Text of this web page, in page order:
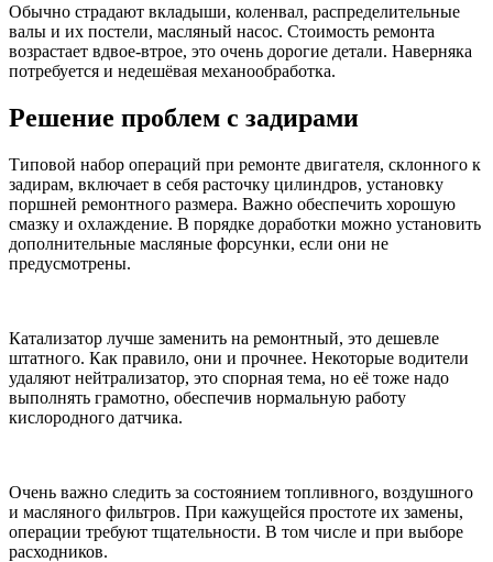
Обычно страдают вкладыши, коленвал, распределительные
валы и их постели, масляный насос. Стоимость ремонта
возрастает вдвое-втрое, это очень дорогие детали. Наверняка
потребуется и недешёвая механообработка.
Решение проблем с задирами
Типовой набор операций при ремонте двигателя, склонного к
задирам, включает в себя расточку цилиндров, установку
поршней ремонтного размера. Важно обеспечить хорошую
смазку и охлаждение. В порядке доработки можно установить
дополнительные масляные форсунки, если они не
предусмотрены.
Катализатор лучше заменить на ремонтный, это дешевле
штатного. Как правило, они и прочнее. Некоторые водители
удаляют нейтрализатор, это спорная тема, но её тоже надо
выполнять грамотно, обеспечив нормальную работу
кислородного датчика.
Очень важно следить за состоянием топливного, воздушного
и масляного фильтров. При кажущейся простоте их замены,
операции требуют тщательности. В том числе и при выборе
расходников.